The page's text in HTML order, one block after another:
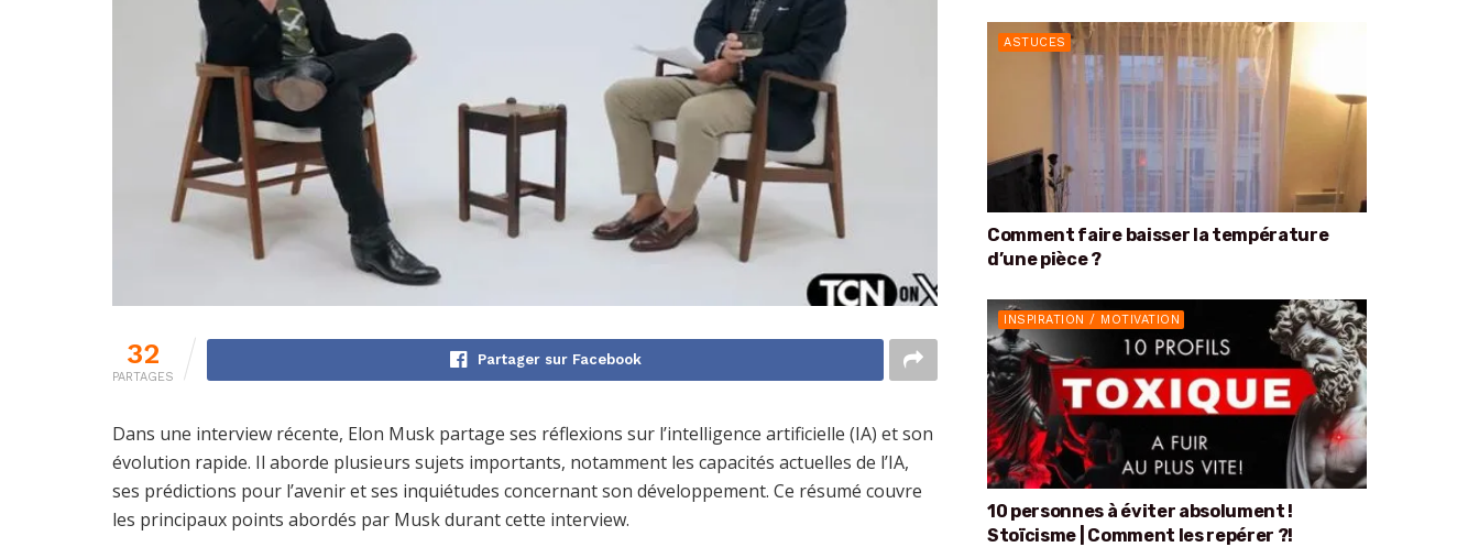
32
PARTAGES
Partager sur Facebook
Dans une interview récente, Elon Musk partage ses réflexions sur l’intelligence artificielle (IA) et son
évolution rapide. Il aborde plusieurs sujets importants, notamment les capacités actuelles de l’IA,
ses prédictions pour l’avenir et ses inquiétudes concernant son développement. Ce résumé couvre
les principaux points abordés par Musk durant cette interview.
ASTUCES
Comment faire baisser la température
d’une pièce ?
INSPIRATION / MOTIVATION
10 personnes à éviter absolument !
Stoïcisme | Comment les repérer ?!